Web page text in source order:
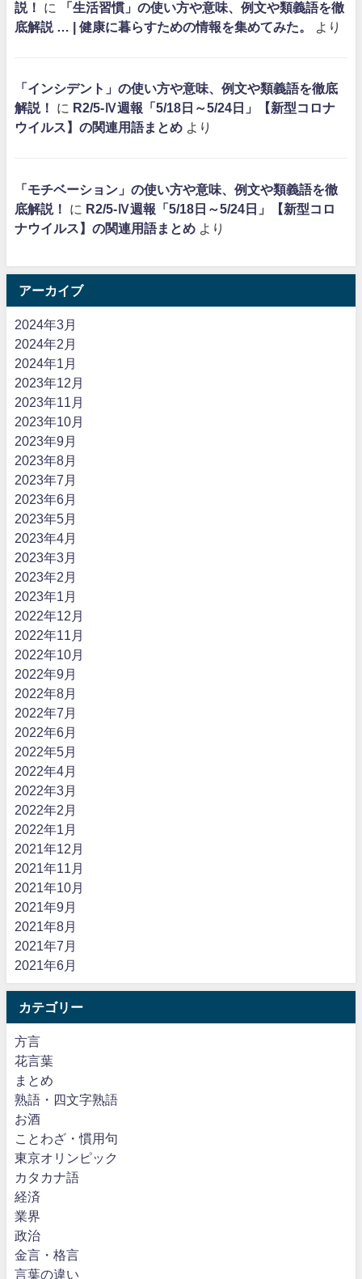
説！
に
「生活習慣」の使い方や意味、例文や類義語を徹
底解説 … | 健康に暮らすための情報を集めてみた。
より
「インシデント」の使い方や意味、例文や類義語を徹底
解説！
に R2/5-Ⅳ週報「5/18日～5/24日」【新型コロナ
ウイルス】の関連用語まとめ より
「モチベーション」の使い方や意味、例文や類義語を徹
底解説！
に R2/5-Ⅳ週報「5/18日～5/24日」【新型コロ
ナウイルス】の関連用語まとめ より
アーカイブ
2024年3月
2024年2月
2024年1月
2023年12月
2023年11月
2023年10月
2023年9月
2023年8月
2023年7月
2023年6月
2023年5月
2023年4月
2023年3月
2023年2月
2023年1月
2022年12月
2022年11月
2022年10月
2022年9月
2022年8月
2022年7月
2022年6月
2022年5月
2022年4月
2022年3月
2022年2月
2022年1月
2021年12月
2021年11月
2021年10月
2021年9月
2021年8月
2021年7月
2021年6月
カテゴリー
方言
花言葉
まとめ
熟語・四文字熟語
お酒
ことわざ・慣用句
東京オリンピック
カタカナ語
経済
業界
政治
金言・格言
言葉の違い